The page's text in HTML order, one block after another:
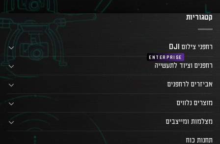
קטגוריות
רחפני צילום DJI
רחפנים וציוד לתעשייה
אביזרים לרחפנים
מוצרים נלווים
מצלמות ומייצבים
תחנות כוח